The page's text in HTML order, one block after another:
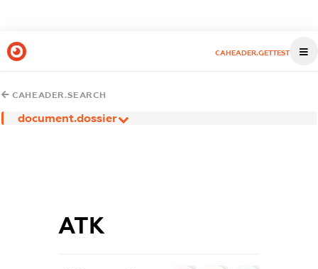
CAHEADER.GETTEST
CAHEADER.SEARCH
document.dossier
АТК